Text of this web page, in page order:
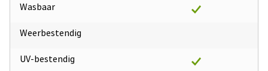
Wasbaar
Weerbestendig
UV-bestendig